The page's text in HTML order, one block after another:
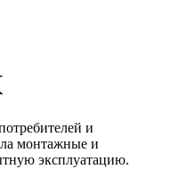
и
монтажные и
эксплуатацию.